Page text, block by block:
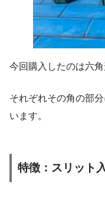
今回購入したのは六
それぞれその角の部
います。
特徴：スリット